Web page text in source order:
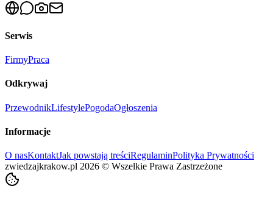
Serwis
FirmyPraca
Odkrywaj
PrzewodnikLifestylePogodaOgłoszenia
Informacje
O nasKontaktJak powstają treściRegulaminPolityka Prywatności
zwiedzajkrakow.pl 2026 © Wszelkie Prawa Zastrzeżone